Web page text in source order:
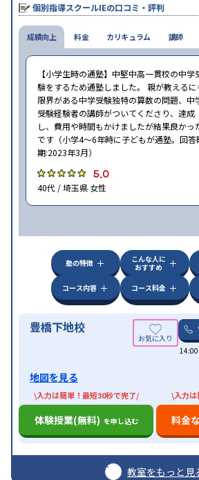
個別指導スクールIEの口コミ・評判
成績向上
【小学生時の通塾】中堅中高一貫校の中学
験をするため通塾しました。 親が教えるに
限界がある中学受験独特の算数の問題、中
受験経験者の講師がついてくださり、達成
し、費用や時間もかけましたが結果良かっ
です（小学4〜6年時に子どもが通塾。回答
期:2023年3月）
5.0
40代 / 埼玉県 女性
料金 カリキュラム 講師
塾の特徴
こんな人に
おすすめ
コース内容
コース料金
豊橋下地校
地図を見る
\入力は簡単！最短30秒で完了/
体験授業(無料) を申し込む
\入力は
料金
教室をもっと見